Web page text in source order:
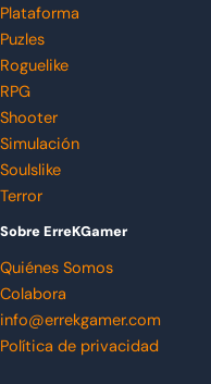
Plataforma
Puzles
Roguelike
RPG
Shooter
Simulación
Soulslike
Terror
Sobre ErreKGamer
Quiénes Somos
Colabora
info@errekgamer.com
Política de privacidad